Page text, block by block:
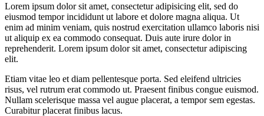
Lorem ipsum dolor sit amet, consectetur adipisicing elit, sed do
eiusmod tempor incididunt ut labore et dolore magna aliqua. Ut
enim ad minim veniam, quis nostrud exercitation ullamco laboris nisi
ut aliquip ex ea commodo consequat. Duis aute irure dolor in
reprehenderit. Lorem ipsum dolor sit amet, consectetur adipiscing
elit.
Etiam vitae leo et diam pellentesque porta. Sed eleifend ultricies
risus, vel rutrum erat commodo ut. Praesent finibus congue euismod.
Nullam scelerisque massa vel augue placerat, a tempor sem egestas.
Curabitur placerat finibus lacus.